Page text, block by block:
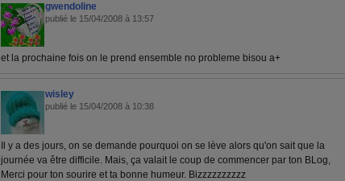
gwendoline
publié le 15/04/2008 à 13:57
et la prochaine fois on le prend ensemble no probleme bisou a+
wisley
publié le 15/04/2008 à 10:38
Il y a des jours, on se demande pourquoi on se lève alors qu'on sait que la
journée va être difficile. Mais, ça valait le coup de commencer par ton BLog,
Merci pour ton sourire et ta bonne humeur. Bizzzzzzzzzz